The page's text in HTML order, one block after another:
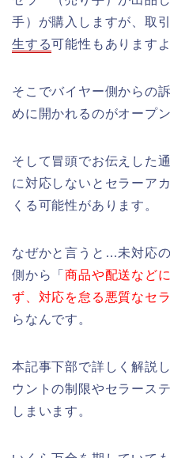
手）が購入しますが、取
生する可能性もありますよ
そこでバイヤー側からの
めに開かれるのがオープ
そして冒頭でお伝えした
に対応しないとセラーア
くる可能性があります。
なぜかと言うと…未対応
側から「商品や配送など
ず、対応を怠る悪質なセ
らなんです。
本記事下部で詳しく解説
ウントの制限やセラース
しまいます。